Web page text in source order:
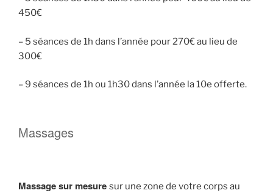
450€
– 5 séances de 1h dans l’année pour 270€ au lieu de
300€
– 9 séances de 1h ou 1h30 dans l’année la 10e offerte.
Massages
Massage sur mesure sur une zone de votre corps au